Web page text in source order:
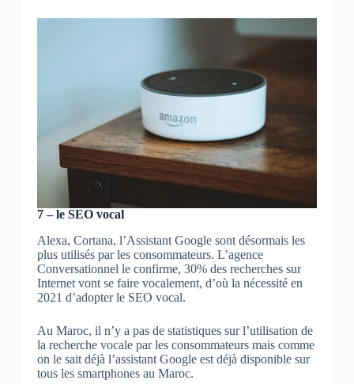
7 – le SEO vocal
Alexa, Cortana, l’Assistant Google sont désormais les
plus utilisés par les consommateurs. L’agence
Conversationnel le confirme, 30% des recherches sur
Internet vont se faire vocalement, d’où la nécessité en
2021 d’adopter le SEO vocal.
Au Maroc, il n’y a pas de statistiques sur l’utilisation de
la recherche vocale par les consommateurs mais comme
on le sait déjà l’assistant Google est déjà disponible sur
tous les smartphones au Maroc.